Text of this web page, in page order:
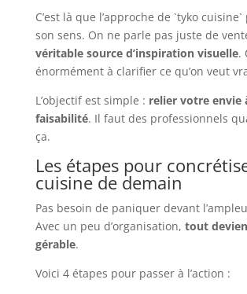
C’est là que l’approche de `tyko
son sens. On ne parle pas juste de
véritable source d’inspiration visuelle.
énormément à clarifier ce qu’on veut
L’objectif est simple : relier votre envie
faisabilité. Il faut des professionnels
ça.
Les étapes pour
cuisine de demain
Pas besoin de paniquer devant
Avec un peu d’organisation, tout
gérable.
Voici 4 étapes pour passer à l’action :